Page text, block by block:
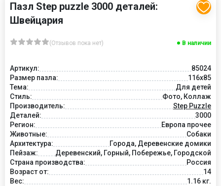
Пазл Step puzzle 3000 деталей:
Швейцария
(Отзывов пока нет) В наличии
Артикул:
85024
Размер пазла:
116x85
Тема:
Для детей
Стиль:
Фото, Коллаж
Производитель:
Step Puzzle
Деталей:
3000
Регион:
Европа прочее
Животные:
Собаки
Архитектура:
Города, Деревенские домики
Пейзаж:
Деревенский, Горный, Побережье, Городской
Страна производства:
Россия
Возраст от:
14
Вес:
1.16 кг.